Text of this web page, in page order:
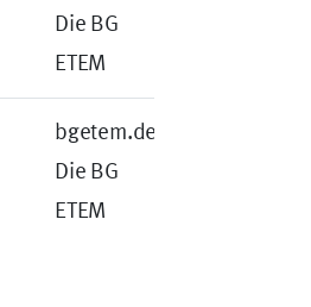
Die BG
ETEM
bgetem.de -
Die BG
ETEM